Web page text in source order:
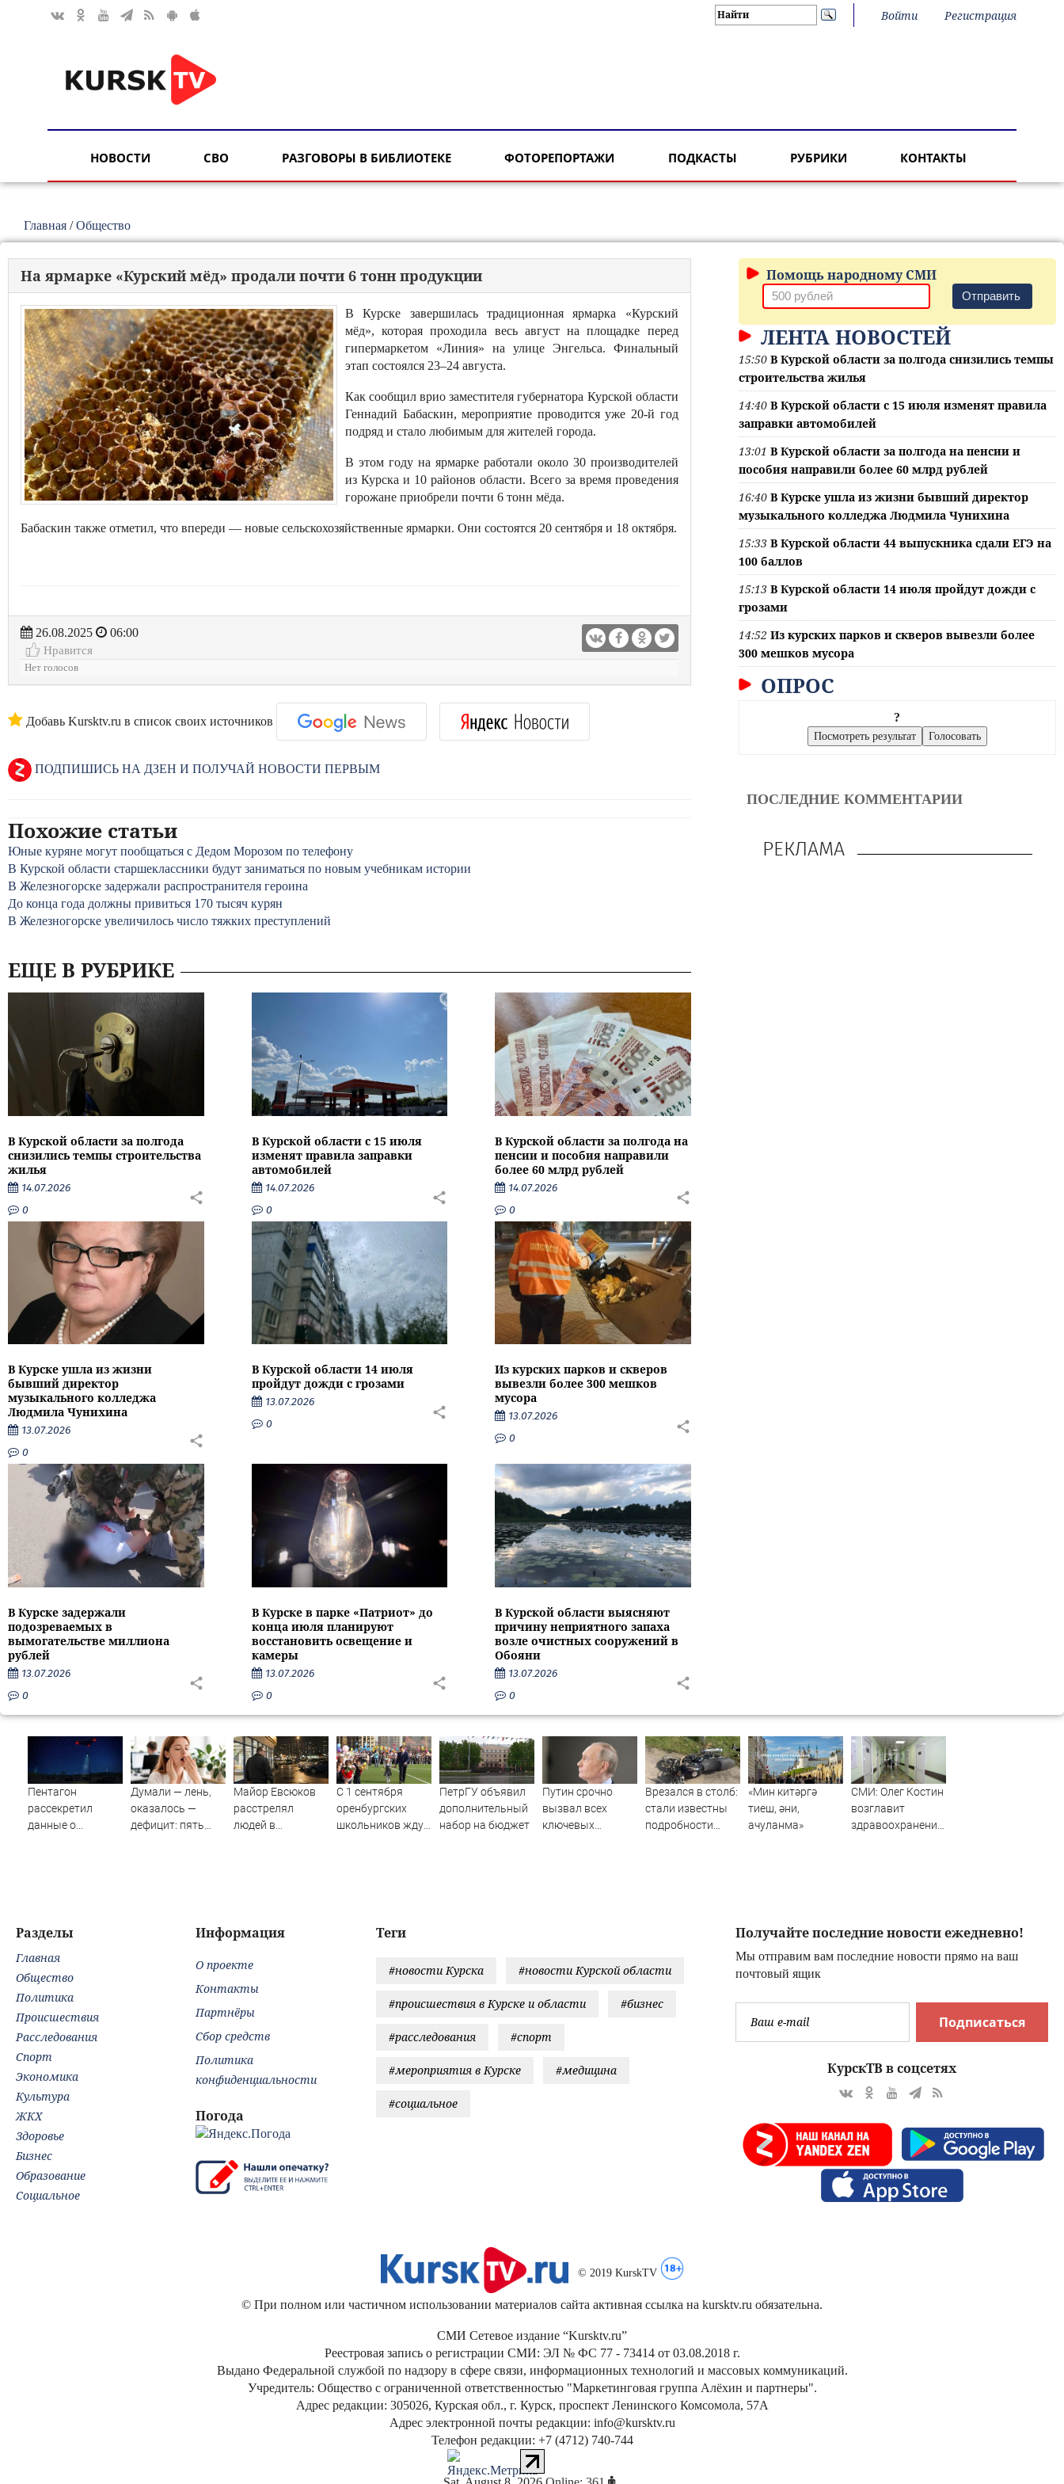
Войти Регистрация
НОВОСТИ СВО РАЗГОВОРЫ В БИБЛИОТЕКЕ ФОТОРЕПОРТАЖИ ПОДКАСТЫ РУБРИКИ КОНТАКТЫ
Главная /Общество
На ярмарке «Курский мёд» продали почти 6 тонн продукции
В Курске завершилась традиционная ярмарка «Курский
мёд», которая проходила весь август на площадке перед
гипермаркетом «Линия» на улице Энгельса. Финальный
этап состоялся 23–24 августа.
Как сообщил врио заместителя губернатора Курской области
Геннадий Бабаскин, мероприятие проводится уже 20-й год
подряд и стало любимым для жителей города.
В этом году на ярмарке работали около 30 производителей
из Курска и 10 районов области. Всего за время проведения
горожане приобрели почти 6 тонн мёда.
Бабаскин также отметил, что впереди — новые сельскохозяйственные ярмарки. Они состоятся 20 сентября и 18 октября.
26.08.2025
06:00
Нравится
Нет голосов
Добавь Kursktv.ru в список своих источников
ПОДПИШИСЬ НА ДЗЕН И ПОЛУЧАЙ НОВОСТИ ПЕРВЫМ
Похожие статьи
Юные куряне могут пообщаться с Дедом Морозом по телефону
В Курской области старшеклассники будут заниматься по новым учебникам истории
В Железногорске задержали распространителя героина
До конца года должны привиться 170 тысяч курян
В Железногорске увеличилось число тяжких преступлений
ЕЩЕ В РУБРИКЕ
В Курской области за полгода
снизились темпы строительства
жилья
14.07.2026
0
В Курской области с 15 июля
изменят правила заправки
автомобилей
14.07.2026
0
В Курской области за полгода на
пенсии и пособия направили
более 60 млрд рублей
14.07.2026
0
В Курске ушла из жизни
бывший директор
музыкального колледжа
Людмила Чунихина
13.07.2026
0
В Курской области 14 июля
пройдут дожди с грозами
13.07.2026
0
Из курских парков и скверов
вывезли более 300 мешков
мусора
13.07.2026
0
В Курске задержали
подозреваемых в
вымогательстве миллиона
рублей
13.07.2026
0
В Курске в парке «Патриот» до
конца июля планируют
восстановить освещение и
камеры
13.07.2026
0
В Курской области выясняют
причину неприятного запаха
возле очистных сооружений в
Обояни
13.07.2026
0
Помощь народному СМИ
Отправить
ЛЕНТА НОВОСТЕЙ
15:50 В Курской области за полгода снизились темпы
строительства жилья
14:40 В Курской области с 15 июля изменят правила
заправки автомобилей
13:01 В Курской области за полгода на пенсии и
пособия направили более 60 млрд рублей
16:40 В Курске ушла из жизни бывший директор
музыкального колледжа Людмила Чунихина
15:33 В Курской области 44 выпускника сдали ЕГЭ на
100 баллов
15:13 В Курской области 14 июля пройдут дожди с
грозами
14:52 Из курских парков и скверов вывезли более
300 мешков мусора
ОПРОС
?
ПОСЛЕДНИЕ КОММЕНТАРИИ
РЕКЛАМА
Пентагон
рассекретил
данные о
Думали — лень,
оказалось —
дефицит: пять
Майор Евсюков
расстрелял
людей в
С 1 сентября
оренбургских
школьников ждут
ПетрГУ объявил
дополнительный
набор на бюджет
Путин срочно
вызвал всех
ключевых
Врезался в столб:
стали известны
подробности
«Мин китәргә
тиеш, әни,
ачуланма»
СМИ: Олег Костин
возглавит
здравоохранение
Получайте последние новости ежедневно!
Мы отправим вам последние новости прямо на ваш
почтовый ящик
Подписаться
КурскТВ в соцсетях
Теги
#новости Курска #новости Курской области
#происшествия в Курске и области #бизнес
#расследования #спорт
#мероприятия в Курске #медицина
#социальное
Разделы
Главная
Общество
Политика
Происшествия
Расследования
Спорт
Экономика
Культура
ЖКХ
Здоровье
Бизнес
Образование
Социальное
Информация
О проекте
Контакты
Партнёры
Сбор средств
Политика
конфиденциальности
Погода
© 2019 KurskTV
© При полном или частичном использовании материалов сайта активная ссылка на kursktv.ru обязательна.
СМИ Сетевое издание “Kursktv.ru”
Реестровая запись о регистрации СМИ: ЭЛ № ФС 77 - 73414 от 03.08.2018 г.
Выдано Федеральной службой по надзору в сфере связи, информационных технологий и массовых коммуникаций.
Учредитель: Общество с ограниченной ответственностью "Маркетинговая группа Алёхин и партнеры".
Адрес редакции: 305026, Курская обл., г. Курск, проспект Ленинского Комсомола, 57А
Адрес электронной почты редакции: info@kursktv.ru
Телефон редакции: +7 (4712) 740-744